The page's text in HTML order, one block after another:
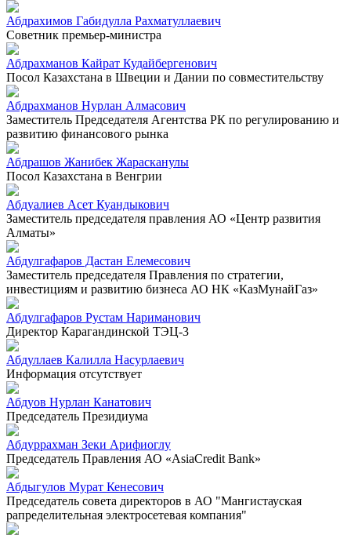
Абдрахимов Габидулла Рахматуллаевич
Советник премьер-министра
Абдрахманов Кайрат Кудайбергенович
Посол Казахстана в Швеции и Дании по совместительству
Абдрахманов Нурлан Алмасович
Заместитель Председателя Агентства РК по регулированию и
развитию финансового рынка
Абдрашов Жанибек Жарасканулы
Посол Казахстана в Венгрии
Абдуалиев Асет Куандыкович
Заместитель председателя правления АО «Центр развития
Алматы»
Абдулгафаров Дастан Елемесович
Заместитель председателя Правления по стратегии,
инвестициям и развитию бизнеса АО НК «КазМунайГаз»
Абдулгафаров Рустам Нариманович
Директор Карагандинской ТЭЦ-3
Абдуллаев Калилла Насурлаевич
Информация отсутствует
Абдуов Нурлан Канатович
Председатель Президиума
Абдуррахман Зеки Арифиоглу
Председатель Правления АО «AsiaCredit Bank»
Абдыгулов Мурат Кенесович
Председатель совета директоров в АО "Мангистауская
рапределительная электросетевая компания"